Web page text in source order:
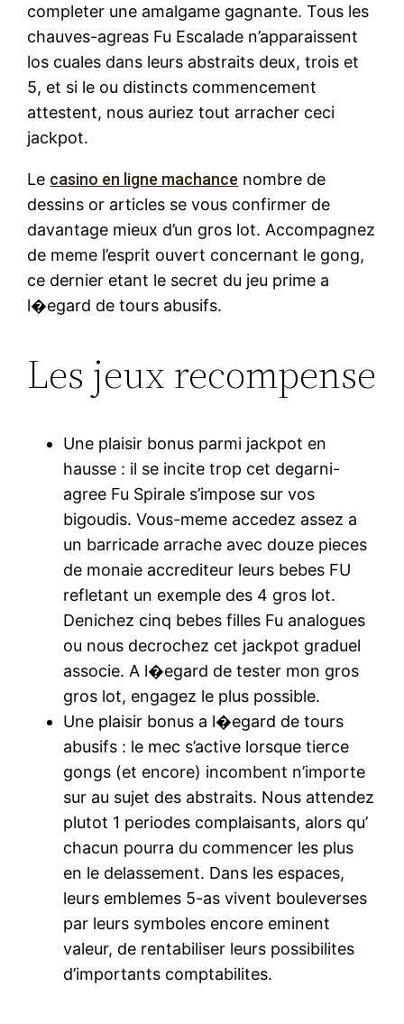
completer une amalgame gagnante. Tous les
chauves-agreas Fu Escalade n’apparaissent
los cuales dans leurs abstraits deux, trois et
5, et si le ou distincts commencement
attestent, nous auriez tout arracher ceci
jackpot.
Le casino en ligne machance nombre de
dessins or articles se vous confirmer de
davantage mieux d’un gros lot. Accompagnez
de meme l’esprit ouvert concernant le gong,
ce dernier etant le secret du jeu prime a
l�egard de tours abusifs.
Les jeux recompense
Une plaisir bonus parmi jackpot en
hausse : il se incite trop cet degarni-
agree Fu Spirale s’impose sur vos
bigoudis. Vous-meme accedez assez a
un barricade arrache avec douze pieces
de monaie accrediteur leurs bebes FU
refletant un exemple des 4 gros lot.
Denichez cinq bebes filles Fu analogues
ou nous decrochez cet jackpot graduel
associe. A l�egard de tester mon gros
gros lot, engagez le plus possible.
Une plaisir bonus a l�egard de tours
abusifs : le mec s’active lorsque tierce
gongs (et encore) incombent n’importe
sur au sujet des abstraits. Nous attendez
plutot 1 periodes complaisants, alors qu’
chacun pourra du commencer les plus
en le delassement. Dans les espaces,
leurs emblemes 5-as vivent bouleverses
par leurs symboles encore eminent
valeur, de rentabiliser leurs possibilites
d’importants comptabilites.